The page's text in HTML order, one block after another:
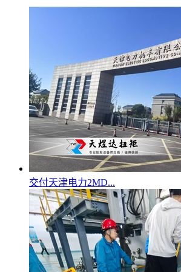
交付天津电力2MD...